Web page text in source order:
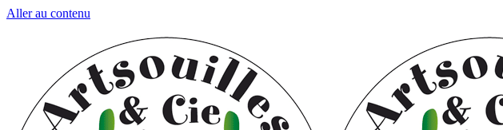
Aller au contenu